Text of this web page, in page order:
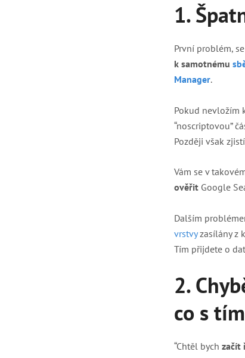
1.
První problém,
k samotnému
Manager.
Pokud nevložím
“noscriptovou”
Později však
Vám se v
ověřit Google
Dalším
vrstvyzasílány z
Tím přijdete o
2.
co s tím
“Chtěl bych začít